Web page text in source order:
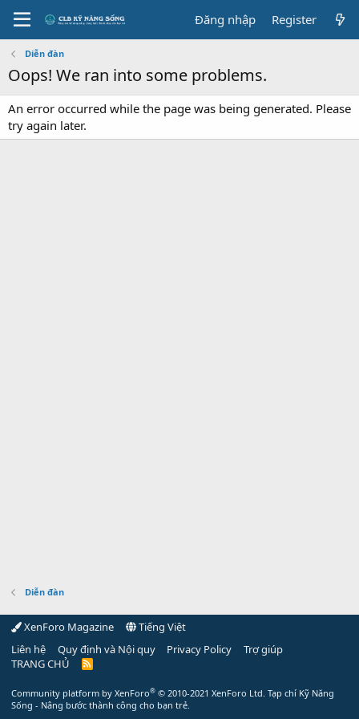
Đăng nhập Register
Diễn đàn
Oops! We ran into some problems.
An error occurred while the page was being generated. Please
try again later.
Diễn đàn
XenForo Magazine
Tiếng Việt
Liên hệ
Quy định và Nội quy Privacy Policy
Trợ giúp
TRANG CHỦ
R
Community platform by XenForo® © 2010-2021 XenForo Ltd. Tạp chí Kỹ Năng
Sống - Nâng bước thành công cho bạn trẻ.